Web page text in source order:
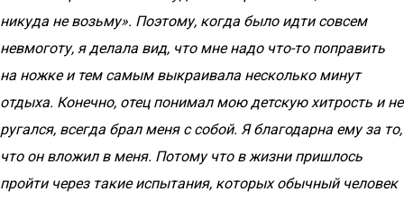
никуда не возьму». Поэтому, когда было идти совсем
невмоготу, я делала вид, что мне надо что-то поправить
на ножке и тем самым выкраивала несколько минут
отдыха. Конечно, отец понимал мою детскую хитрость и не
ругался, всегда брал меня с собой. Я благодарна ему за то,
что он вложил в меня. Потому что в жизни пришлось
пройти через такие испытания, которых обычный человек